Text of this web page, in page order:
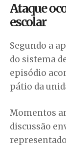
Ataque
escolar
Segundo a
do sistema
episódio
pátio da
Momentos
discussão